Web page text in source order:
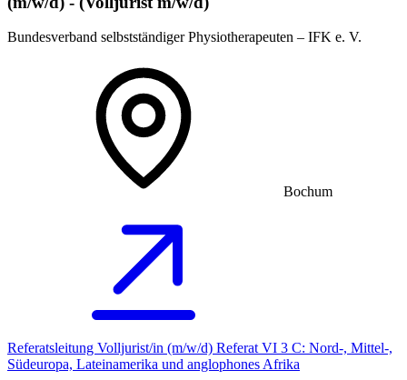
Bundesverband selbstständiger Physiotherapeuten – IFK e. V.
Bochum
Referatsleitung Volljurist/in (m/w/d) Referat VI 3 C: Nord-, Mittel-,
Südeuropa, Lateinamerika und anglophones Afrika